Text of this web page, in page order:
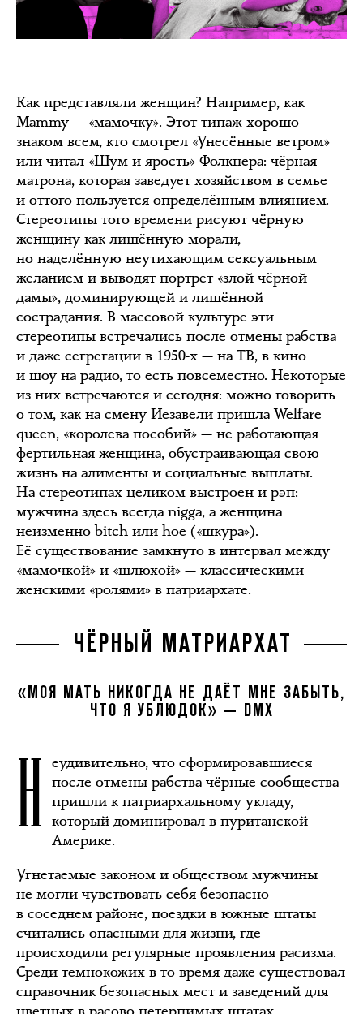
Как представляли женщин? Например, как
Mammy — «мамочку». Этот типаж хорошо
знаком всем, кто смотрел «Унесённые ветром»
или читал «Шум и ярость» Фолкнера: чёрная
матрона, которая заведует хозяйством в семье
и оттого пользуется определённым влиянием.
Стереотипы того времени рисуют чёрную
женщину как лишённую морали,
но наделённую неутихающим сексуальным
желанием и выводят портрет «злой чёрной
дамы», доминирующей и лишённой
сострадания. В массовой культуре эти
стереотипы встречались после отмены рабства
и даже сегрегации в 1950-х — на ТВ, в кино
и шоу на радио, то есть повсеместно. Некоторые
из них встречаются и сегодня: можно говорить
о том, как на смену Иезавели пришла Welfare
queen, «королева пособий» — не работающая
фертильная женщина, обустраивающая свою
жизнь на алименты и социальные выплаты.
На стереотипах целиком выстроен и рэп:
мужчина здесь всегда nigga, а женщина
неизменно bitch или hoe («шкура»).
Её существование замкнуто в интервал между
«мамочкой» и «шлюхой» — классическими
женскими «ролями» в патриархате.
ЧЁРНЫЙ МАТРИАРХАТ
«МОЯ МАТЬ НИКОГДА НЕ ДАЁТ МНЕ ЗАБЫТЬ,
ЧТО Я УБЛЮДОК» — DMX
Н еудивительно, что сформировавшиеся
после отмены рабства чёрные сообщества
пришли к патриархальному укладу,
который доминировал в пуританской
Америке.
Угнетаемые законом и обществом мужчины
не могли чувствовать себя безопасно
в соседнем районе, поездки в южные штаты
считались опасными для жизни, где
происходили регулярные проявления расизма.
Среди темнокожих в то время даже существовал
справочник безопасных мест и заведений для